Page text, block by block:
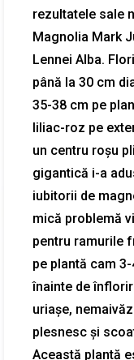
rezultatele sale
Magnolia Mark
Lennei Alba.
până la 30 cm
35-38 cm pe
liliac-roz pe
un centru roșu
gigantică i-a
iubitorii de
mică problemă
pentru ramurile
pe plantă cam
înainte de
uriașe,
plesnesc și
Această plantă